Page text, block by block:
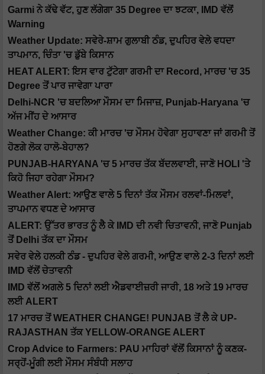
Garmi ਨੇ ਕੱਢੇ ਵੱਟ, ਹੁਣ ਲੱਗੇਗਾ 35 Degree ਦਾ ਝਟਕਾ, IMD ਵੱਲੋਂ
Warning
Weather Update: ਸਵੇਰੇ-ਸ਼ਾਮ ਗੁਲਾਬੀ ਠੰਡ, ਦੁਪਹਿਰ ਵੇਲੇ ਵਧਦਾ
ਤਾਪਮਾਨ, ਚਿੰਤਾ 'ਚ ਡੁੱਬੇ ਕਿਸਾਨ
HEAT ALERT: ਇਸ ਵਾਰ ਟੁੱਟੇਗਾ ਗਰਮੀ ਦਾ Record, ਮਾਰਚ 'ਚ 35
Degree ਤੋਂ ਪਾਰ ਜਾਵੇਗਾ ਪਾਰਾ
Delhi-NCR 'ਚ ਬਦਲਿਆ ਮੌਸਮ ਦਾ ਮਿਜਾਜ਼, Punjab-Haryana 'ਚ
ਅੱਜ ਮੀਂਹ ਦੇ ਆਸਾਰ
Weather Change: ਕੀ ਮਾਰਚ 'ਚ ਮੌਸਮ ਹੋਵੇਗਾ ਸੁਹਾਵਣਾ ਜਾਂ ਗਰਮੀ ਤੋਂ
ਹੋਣਗੇ ਲੋਕ ਹਾਲੋ-ਬੇਹਾਲ?
PUNJAB-HARYANA 'ਚ 5 ਮਾਰਚ ਤੱਕ ਬੱਦਲਵਾਈ, ਜਾਣੋ HOLI 'ਤੇ
ਕਿਹੋ ਜਿਹਾ ਰਹੇਗਾ ਮੌਸਮ?
Weather Alert: ਆਉਣ ਵਾਲੇ 5 ਦਿਨਾਂ ਤੱਕ ਮੌਸਮ ਰਲਵਾਂ-ਮਿਲਵਾਂ,
ਤਾਪਮਾਨ ਵਧਣ ਦੇ ਆਸਾਰ
ALERT: ਉੱਤਰ ਭਾਰਤ ਨੂੰ ਲੈ ਕੇ IMD ਦੀ ਨਵੀ ਚਿਤਾਵਨੀ, ਜਾਣੋ Punjab
ਤੋਂ Delhi ਤੱਕ ਦਾ ਮੌਸਮ
ਸਵੇਰ ਵੇਲੇ ਹਲਕੀ ਠੰਡ - ਦੁਪਹਿਰ ਵੇਲੇ ਗਰਮੀ, ਆਉਣ ਵਾਲੇ 2-3 ਦਿਨਾਂ ਲਈ
IMD ਵੱਲੋਂ ਚੇਤਾਵਨੀ
IMD ਵੱਲੋਂ ਅਗਲੇ 5 ਦਿਨਾਂ ਲਈ ਐਡਵਾਈਜ਼ਰੀ ਜਾਰੀ, 18 ਅਤੇ 19 ਮਾਰਚ
ਲਈ ALERT
17 ਮਾਰਚ ਤੋਂ WEATHER CHANGE! PUNJAB ਤੋਂ ਲੈ ਕੇ UP-
RAJASTHAN ਤੱਕ YELLOW-ORANGE ALERT
Crop Advice to Farmers: PAU ਮਾਹਿਰਾਂ ਵੱਲੋਂ ਕਿਸਾਨਾਂ ਨੂੰ ਕਣਕ-
ਸਰ੍ਹੋਂ-ਮੂੰਗੀ ਲਈ ਮੌਸਮ ਸੰਬੰਧੀ ਸਲਾਹ